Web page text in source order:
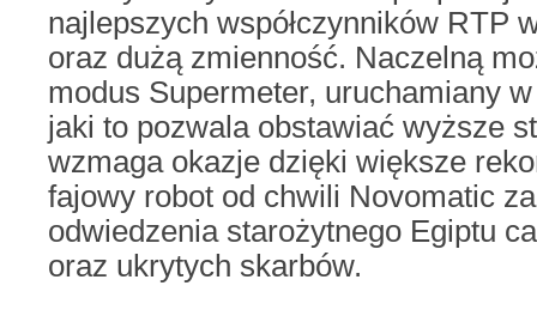
najlepszych współczynników RTP
oraz dużą zmienność. Naczelną
modus Supermeter, uruchamiany
jaki to pozwala obstawiać wyższe
wzmaga okazje dzięki większe
fajowy robot od chwili Novomatic
odwiedzenia starożytnego Egiptu
oraz ukrytych skarbów.